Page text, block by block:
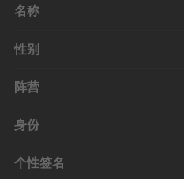
名称
性别
阵营
身份
个性签名